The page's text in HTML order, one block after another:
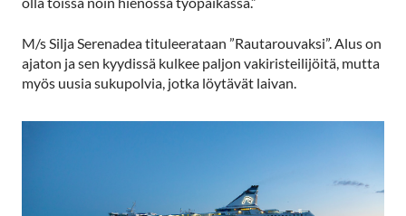
M/s Silja Serenadea tituleerataan ”Rautarouvaksi”. Alus on
ajaton ja sen kyydissä kulkee paljon vakiristeilijöitä, mutta
myös uusia sukupolvia, jotka löytävät laivan.